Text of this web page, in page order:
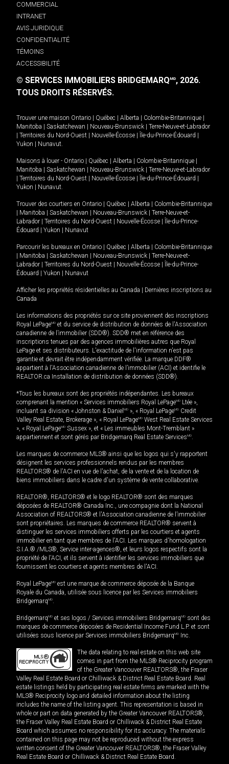
COMMERCIAL
INTRANET
AVIS JURIDIQUE
CONFIDENTIALITÉ
TÉMOINS
ACCESSIBILITÉ
© SERVICES IMMOBILIERS BRIDGEMARQMD, 2026.
TOUS DROITS RÉSERVÉS.
Trouver une maison Ontario Québec Alberta Colombie-Britannique
Manitoba
Saskatchewan Nouveau-Brunswick
Terre-Neuve-et-Labrador
Territoires du Nord-Ouest Nouvelle-Écosse Île-du-Prince-Édouard
Yukon
Nunavut.
Maisons à louer - Ontario Québec Alberta Colombie-Britannique
Manitoba
Saskatchewan Nouveau-Brunswick
Terre-Neuve-et-Labrador
Territoires du Nord-Ouest Nouvelle-Écosse Île-du-Prince-Édouard
Yukon
Nunavut.
Trouver des courtiers en Ontario Québec Alberta
Colombie-Britannique
Manitoba Saskatchewan Nouveau-Brunswick
Terre-Neuve-et-
Labrador
Territoires du Nord-Ouest Nouvelle-Écosse
Île-du-Prince-
Édouard
Yukon Nunavut
Parcourir les bureaux en Ontario Québec Alberta
Colombie-Britannique
Manitoba Saskatchewan Nouveau-Brunswick
Terre-Neuve-et-
Labrador
Territoires du Nord-Ouest Nouvelle-Écosse
Île-du-Prince-
Édouard
Yukon Nunavut
Afficher les propriétés résidentielles au Canada
Dernières inscriptions au
Canada
Les informations des propriétés sur ce site proviennent des inscriptions
Royal LePageMD et du service de distribution de données de l'Association
canadienne de l’immobilier (SDD®). SDD® met en référence des
inscriptions tenues par des agences immobilières autres que Royal
LePage et ses distributeurs. L'exactitude de l'information n'est pas
garantie et devrait être indépendamment vérifiée. La marque DDF®
appartient à l'Association canadienne de l’immobilier (ACI) et identifie le
REALTOR.ca Installation de distribution de données (SDD®).
*Tous les bureaux sont des propriétés indépendantes. Les bureaux
comprenant la mention « Services immobiliers Royal LePageMD Ltée »,
incluant sa division « Johnston & Daniel MD », « Royal LePageMD Credit
Valley Real Estate, Brokerage », « Royal LePageMD West Real Estate Services
», « Royal LePageMD Sussex », et « Les immeubles Mont-Tremblant »
appartiennent et sont gérés par Bridgemarq Real Estate ServicesMD.
Les marques de commerce MLS® ainsi que les logos qui s'y rapportent
désignent les services professionnels rendus par les membres
REALTORS® de l'ACI en vue de l'achat, de la vente et de la location de
biens immobiliers dans le cadre d'un système de vente collaborative.
REALTOR®, REALTORS® et le logo REALTOR® sont des marques
déposées de REALTOR® Canada Inc., une compagnie dont la National
Association of REALTORS® et l'Association canadienne de l’immobilier
sont propriétaires. Les marques de commerce REALTOR® servent à
distinguer les services immobiliers offerts par les courtiers et agents
immobilier en tant que membres de l'ACI. Les marques d'homologation
S.I.A.® /MLS®, Service inter-agences®, et leurs logos respectifs sont la
propriété de l'ACI, et ils servent à identifier les services immobiliers que
fournissent les courtiers et agents membres de l'ACI.
Royal LePageMD est une marque de commerce déposée de la Banque
Royale du Canada, utilisée sous licence par les Services immobiliers
BridgemarqMD.
BridgemarqMD et ses logos / Services immobiliers BridgemarqMD sont des
marques de commerce déposées de Residential Income Fund L.P. et sont
utilisées sous licence par Services immobiliers BridgemarqMD Inc.
The data relating to real estate on this web site
comes in part from the MLS® Reciprocity program
of the Greater Vancouver REALTORS®, the Fraser
Valley Real Estate Board or Chilliwack & District Real Estate Board. Real
estate listings held by participating real estate firms are marked with the
MLS® Reciprocity logo and detailed information about the listing
includes the name of the listing agent. This representation is based in
whole or part on data generated by the Greater Vancouver REALTORS®,
the Fraser Valley Real Estate Board or Chilliwack & District Real Estate
Board which assumes no responsibility for its accuracy. The materials
contained on this page may not be reproduced without the express
written consent of the Greater Vancouver REALTORS®, the Fraser Valley
Real Estate Board or Chilliwack & District Real Estate Board.